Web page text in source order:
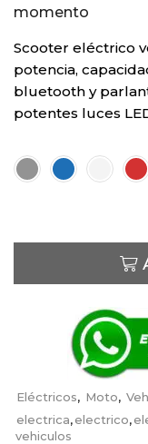
momento
Scooter eléctrico
potencia,
bluetooth y
potentes luces
Eléctricos, Moto,
electrica,electrico,
vehiculos